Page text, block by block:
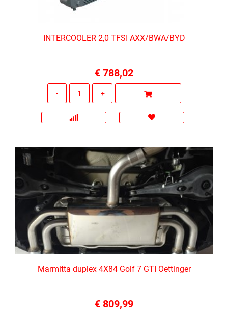
INTERCOOLER 2,0 TFSI AXX/BWA/BYD
€ 788,02
Marmitta duplex 4X84 Golf 7 GTI Oettinger
€ 809,99